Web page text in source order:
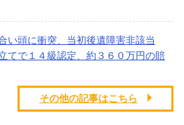
い頭に衝突、当初後遺障害非該当
てで１４級認定、約３６０万円の賠
その他の記事はこちら